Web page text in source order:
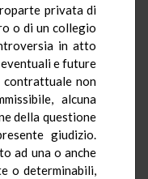
privata di
o di un collegio
in atto
e future
contrattuale non
alcuna
della questione
giudizio.
ad una o anche
o determinabili,